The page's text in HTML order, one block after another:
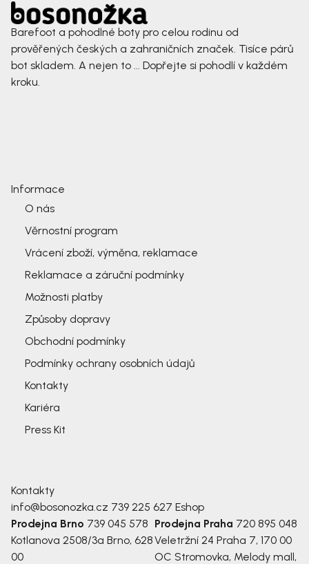
Barefoot a pohodlné boty pro celou rodinu od
prověřených českých a zahraničních značek. Tisíce párů
bot skladem. A nejen to ... Dopřejte si pohodlí v každém
kroku.
Informace
O nás
Věrnostní program
Vrácení zboží, výměna, reklamace
Reklamace a záruční podmínky
Možnosti platby
Způsoby dopravy
Obchodní podmínky
Podmínky ochrany osobních údajů
Kontakty
Kariéra
Press Kit
Kontakty
info@bosonozka.cz 739 225 627 Eshop
Prodejna Brno 739 045 578
Kotlanova 2508/3a Brno, 628
00
Prodejna Praha 720 895 048
Veletržní 24 Praha 7, 170 00
OC Stromovka, Melody mall,